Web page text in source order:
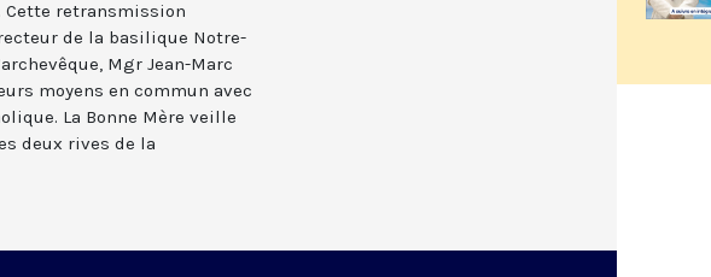
Cette retransmission
de la basilique Notre-
Mgr Jean-Marc
moyens en commun avec
La Bonne Mère veille
deux rives de la